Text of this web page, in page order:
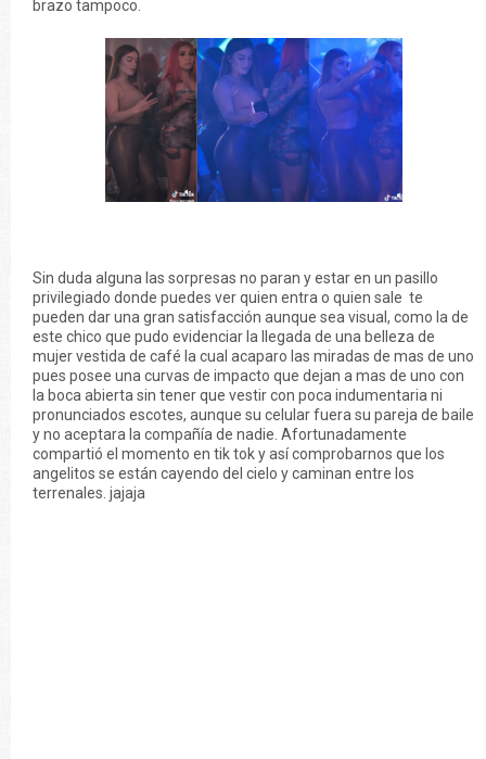
brazo tampoco.
Sin duda alguna las sorpresas no paran y estar en un pasillo
privilegiado donde puedes ver quien entra o quien sale te
pueden dar una gran satisfacción aunque sea visual, como la de
este chico que pudo evidenciar la llegada de una belleza de
mujer vestida de café la cual acaparo las miradas de mas de uno
pues posee una curvas de impacto que dejan a mas de uno con
la boca abierta sin tener que vestir con poca indumentaria ni
pronunciados escotes, aunque su celular fuera su pareja de baile
y no aceptara la compañía de nadie. Afortunadamente
compartió el momento en tik tok y así comprobarnos que los
angelitos se están cayendo del cielo y caminan entre los
terrenales. jajaja